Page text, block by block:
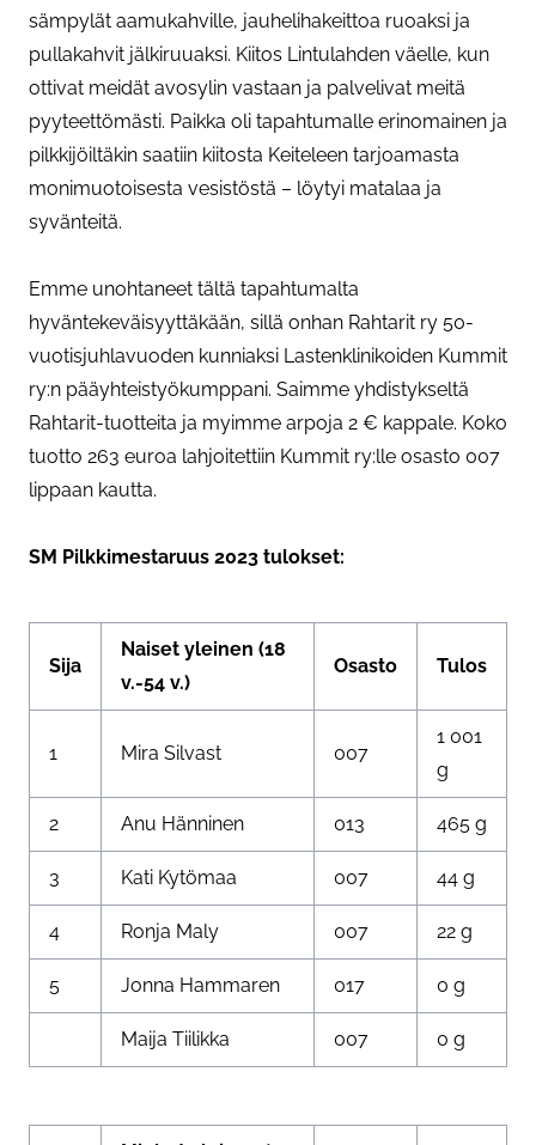
sämpylät aamukahville, jauhelihakeittoa ruoaksi ja
pullakahvit jälkiruuaksi. Kiitos Lintulahden väelle, kun
ottivat meidät avosylin vastaan ja palvelivat meitä
pyyteettömästi. Paikka oli tapahtumalle erinomainen ja
pilkkijöiltäkin saatiin kiitosta Keiteleen tarjoamasta
monimuotoisesta vesistöstä – löytyi matalaa ja
syvänteitä.
Emme unohtaneet tältä tapahtumalta
hyväntekeväisyyttäkään, sillä onhan Rahtarit ry 50-
vuotisjuhlavuoden kunniaksi Lastenklinikoiden Kummit
ry:n pääyhteistyökumppani. Saimme yhdistykseltä
Rahtarit-tuotteita ja myimme arpoja 2 € kappale. Koko
tuotto 263 euroa lahjoitettiin Kummit ry:lle osasto 007
lippaan kautta.
SM Pilkkimestaruus 2023 tulokset:
Sija
Naiset yleinen (18
v.-54 v.)
Osasto Tulos
1 Mira Silvast 007
1 001
g
2 Anu Hänninen 013 465 g
3 Kati Kytömaa 007 44 g
4 Ronja Maly 007 22 g
5 Jonna Hammaren 017 0 g
Maija Tiilikka 007 0 g